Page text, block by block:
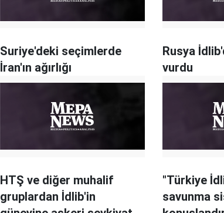
Suriye'deki seçimlerde
İran'ın ağırlığı
Rusya
vurdu
HTŞ ve diğer muhalif
gruplardan İdlib'in
"Türkiye
savunma